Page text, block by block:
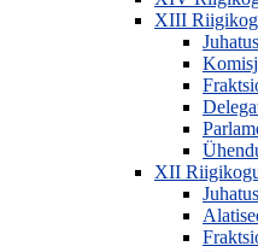
XIII
XII